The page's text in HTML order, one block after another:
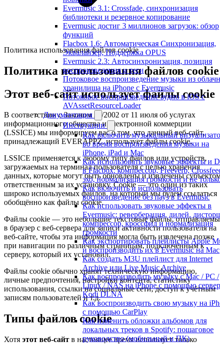
Evermusic 3.1: Crossfade, синхронизация
библиотеки и резервное копирование
Evermusic достиг 3 миллионов загрузок: обзор
функций
Flacbox 1.6: Автоматическая Синхронизация,
Эквалайзер, Поддержка OPUS
Evermusic 2.3: Автосинхронизация, позиция
воспроизведения и теги
Потоковое воспроизведение музыки из
хранилища на iPhone с Evermusic
Потоковое воспроизведение аудио в iOS с
AVAssetResourceLoader
Документация
Инструкции
Как включить музыкальный
во время воспроизведения музыки на
iPhone, iPad и Mac
Как использовать звуковые эффекты и
в Flacbox: компрессор, Freeverb,
эхо, нормализация громкости и не
Как включить и использовать
воспроизведение без пауз в Evermusic
Как использовать звуковые эффекты в
Evermusic: реверберация, дилей,
компрессор, кроссфид и нормализация
громкости
Как экспортировать плейлисты Apple
и воспроизводить их в Evermusic на Mac
Как создать M3U плейлист для Internet
Archive или Live Music Archive
Как воспроизводить музыку с Mac / PC /
Linux / NAS на iPhone с помощью
Kodi DLNA
Как воспроизводить свою музыку на
с помощью CarPlay
Как изменить обложки альбомов для
локальных треков в Spotify: пошаговое
руководство (мобильный и ПК)
Политика использования файлов cookie
Политика использования файлов cookie
Этот веб-сайт использует файлы cookie
В соответствии с Законом 34/2002 от 11 июля об услугах
информационного общества и электронной коммерции
(LSSICE) мы информируем вас о том, что данный веб-сайт,
принадлежащий EVERAPPZ, использует файлы cookie.
LSSICE применяется к любому типу файлов или устройств,
загружаемых на терминал пользователя с целью хранения
данных, которые могут быть обновлены и извлечены
ответственным за их установку. Cookie — это один из таких
широко используемых файлов, на который мы будем ссылаться
обобщённо как файлы cookie.
Файлы cookie — это небольшие текстовые файлы,
в браузер с веб-сервера для записи активности пользователя на
веб-сайте, чтобы эта информация могла быть извлечена позже
при навигации по различным страницам, подключённым к
серверу, который их установил.
Файлы cookie обычно хранят техническую информацию,
личные предпочтения, настройки контента, статистику
использования, ссылки на социальные сети, доступ к учётным
записям пользователей и т.д.
Типы файлов cookie
Хотя этот веб-сайт в настоящее время использует только